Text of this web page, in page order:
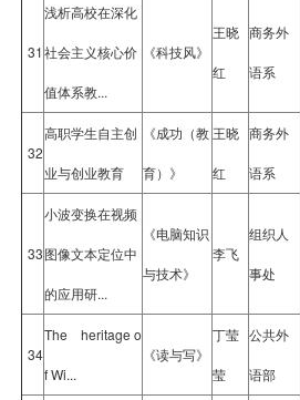
31
浅析高校在深化
社会主义核心价
值体系教...
《科技风》
王晓
红
商务外
语系
32
高职学生自主创
业与创业教育
《成功（教
育）》
王晓
红
商务外
语系
33
小波变换在视频
图像文本定位中
的应用研...
《电脑知识
与技术》
李飞
组织人
事处
34
The heritage o
f Wi...
《读与写》
丁莹
莹
公共外
语部